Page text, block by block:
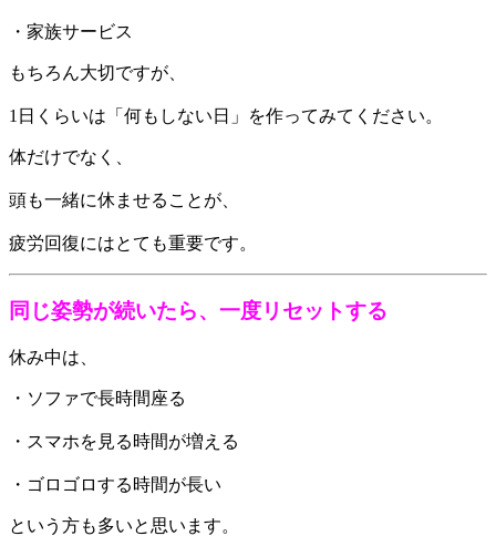
・家族サービス
もちろん大切ですが、
1日くらいは「何もしない日」を作ってみてください。
体だけでなく、
頭も一緒に休ませることが、
疲労回復にはとても重要です。
同じ姿勢が続いたら、一度リセットする
休み中は、
・ソファで長時間座る
・スマホを見る時間が増える
・ゴロゴロする時間が長い
という方も多いと思います。